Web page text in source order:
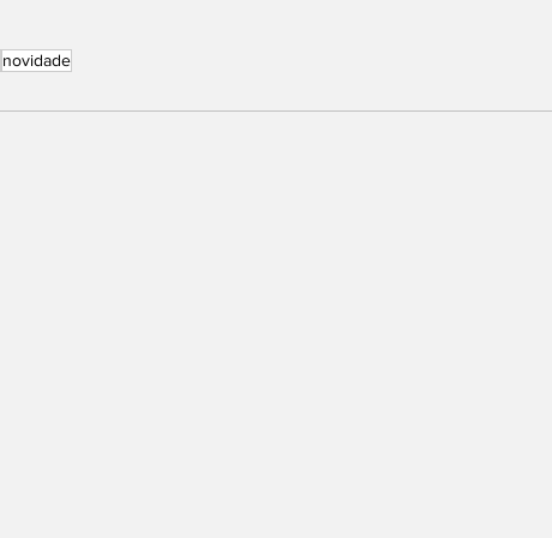
novidade